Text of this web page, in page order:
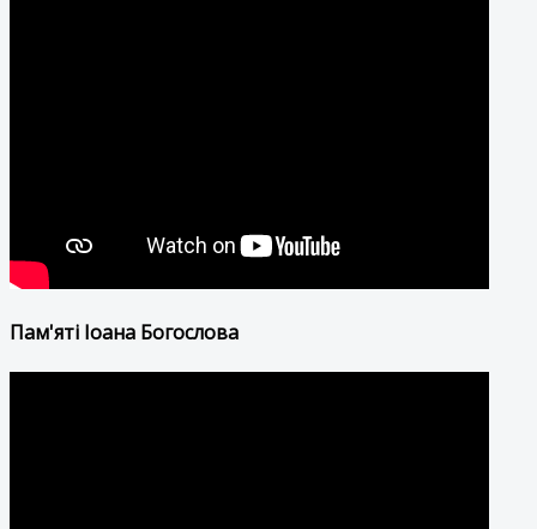
Пам'яті Іоана Богослова